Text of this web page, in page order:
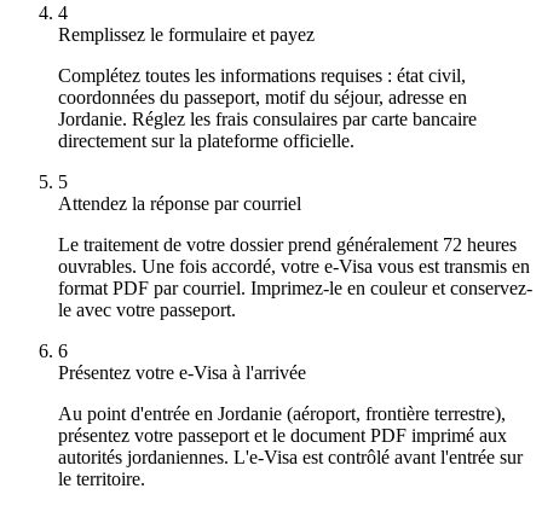
4
Remplissez le formulaire et payez
Complétez toutes les informations requises : état civil,
coordonnées du passeport, motif du séjour, adresse en
Jordanie. Réglez les frais consulaires par carte bancaire
directement sur la plateforme officielle.
5
Attendez la réponse par courriel
Le traitement de votre dossier prend généralement 72 heures
ouvrables. Une fois accordé, votre e-Visa vous est transmis en
format PDF par courriel. Imprimez-le en couleur et conservez-
le avec votre passeport.
6
Présentez votre e-Visa à l'arrivée
Au point d'entrée en Jordanie (aéroport, frontière terrestre),
présentez votre passeport et le document PDF imprimé aux
autorités jordaniennes. L'e-Visa est contrôlé avant l'entrée sur
le territoire.